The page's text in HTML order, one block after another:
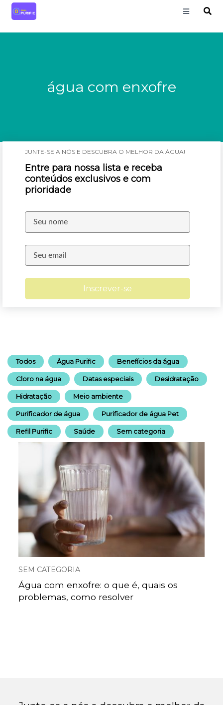
água com enxofre
JUNTE-SE A NÓS E DESCUBRA O MELHOR DA ÁGUA!
Entre para nossa lista e receba
conteúdos exclusivos e com
prioridade
Inscrever-se
Todos Água Purific Benefícios da água
Cloro na água Datas especiais Desidratação
Hidratação Meio ambiente
Purificador de água Purificador de água Pet
Refil Purific Saúde Sem categoria
SEM CATEGORIA
Água com enxofre: o que é, quais os
problemas, como resolver